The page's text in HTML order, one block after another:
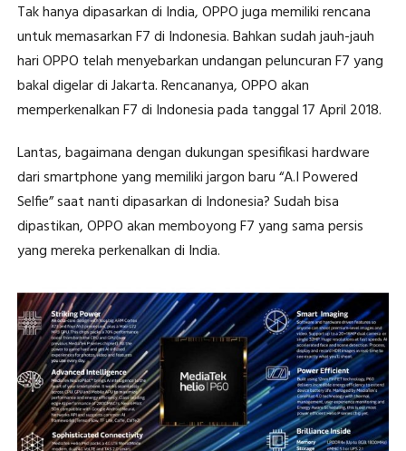
Tak hanya dipasarkan di India, OPPO juga memiliki rencana
untuk memasarkan F7 di Indonesia. Bahkan sudah jauh-jauh
hari OPPO telah menyebarkan undangan peluncuran F7 yang
bakal digelar di Jakarta. Rencananya, OPPO akan
memperkenalkan F7 di Indonesia pada tanggal 17 April 2018.
Lantas, bagaimana dengan dukungan spesifikasi hardware
dari smartphone yang memiliki jargon baru “A.I Powered
Selfie” saat nanti dipasarkan di Indonesia? Sudah bisa
dipastikan, OPPO akan memboyong F7 yang sama persis
yang mereka perkenalkan di India.